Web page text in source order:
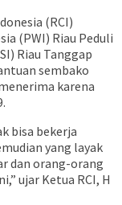
(RCI)
(PWI) Riau Peduli
Riau Tanggap
sembako
karena
bisa bekerja
yang layak
dan orang-orang
ujar Ketua RCI, H